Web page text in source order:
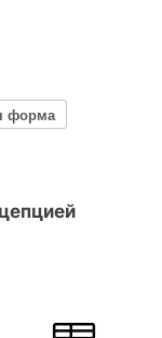
форма